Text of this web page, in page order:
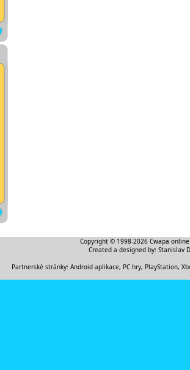
Copyright © 1998-2026 Cwapa
Created a designed by: Stanislav
Partnerské stránky: Android aplikace, PC hry, PlayStation,